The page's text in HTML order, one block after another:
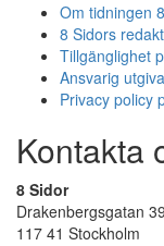
Om tidningen
8 Sidors
Tillgänglighet
Ansvarig
Privacy policy
Kontakta
8 Sidor
Drakenbergsgatan 39
117 41 Stockholm